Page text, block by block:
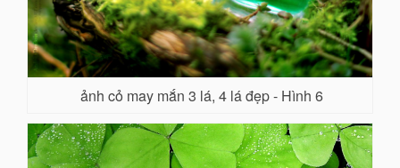
ảnh cỏ may mắn 3 lá, 4 lá đẹp - Hình 6